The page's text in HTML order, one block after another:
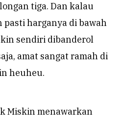
tiga. Dan kalau
pasti harganya di bawah
sendiri dibanderol
amat sangat ramah di
heuheu.
Miskin menawarkan